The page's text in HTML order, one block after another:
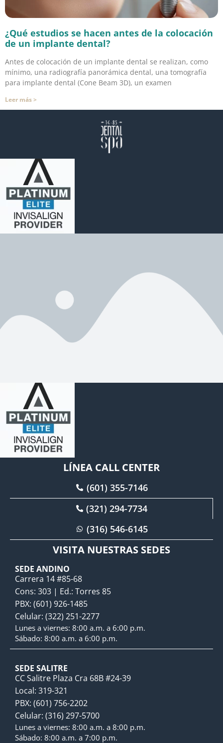
¿Qué estudios se hacen antes de la colocación
de un implante dental?
Antes de colocación de un implante dental se realizan, como
mínimo, una radiografía panorámica dental, una tomografía
para implante dental (Cone Beam 3D), un examen
Leer más >
LÍNEA CALL CENTER
(601) 355-7146
(321) 294-7734
(316) 546-6145
VISITA NUESTRAS SEDES
SEDE ANDINO
Carrera 14 #85-68
Cons: 303 | Ed.: Torres 85
PBX: (601) 926-1485
Celular: (322) 251-2277
Lunes a viernes: 8:00 a.m. a 6:00 p.m.
Sábado: 8:00 a.m. a 6:00 p.m.
SEDE SALITRE
CC Salitre Plaza Cra 68B #24-39
Local: 319-321
PBX: (601) 756-2202
Celular: (316) 297-5700
Lunes a viernes: 8:00 a.m. a 8:00 p.m.
Sábado: 8:00 a.m. a 7:00 p.m.